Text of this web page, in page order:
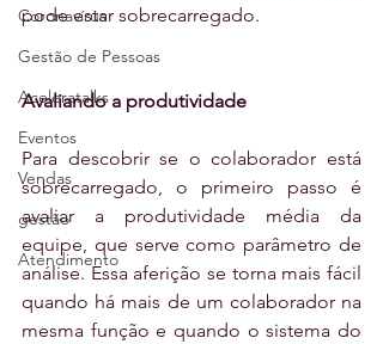
Coronavírus
Gestão de Pessoas
Aceleratalks
Eventos
Vendas
gestão
Atendimento
pode estar sobrecarregado.
Avaliando a produtividade
Para descobrir se o colaborador está
sobrecarregado, o primeiro passo é
avaliar a produtividade média da
equipe, que serve como parâmetro de
análise. Essa aferição se torna mais fácil
quando há mais de um colaborador na
mesma função e quando o sistema do